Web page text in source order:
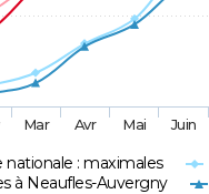
nationale : maximales
à Neaufles-Auvergny
Mar Avr Mai Juin